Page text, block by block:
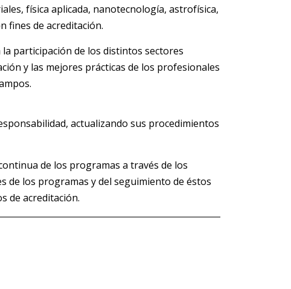
física aplicada, nanotecnología, astrofísica,
fines de acreditación.
participación de los distintos sectores
y las mejores prácticas de los profesionales
actualizando sus procedimientos
de los programas a través de los
de los programas y del seguimiento de éstos
de acreditación.